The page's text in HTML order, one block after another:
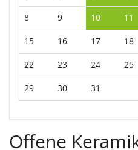
8 9 10 11
15 16 17 18
22 23 24 25
29 30 31
Offene